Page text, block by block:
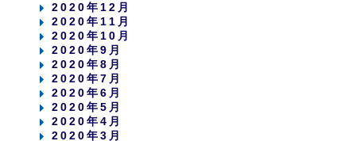
2020年12月
2020年11月
2020年10月
2020年9月
2020年8月
2020年7月
2020年6月
2020年5月
2020年4月
2020年3月